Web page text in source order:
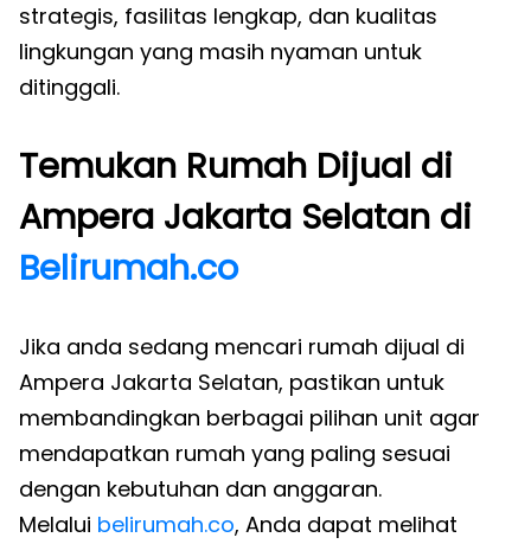
strategis, fasilitas lengkap, dan kualitas
lingkungan yang masih nyaman untuk
ditinggali.
Temukan Rumah Dijual di
Ampera Jakarta Selatan di
Belirumah.co
Jika anda sedang mencari rumah dijual di
Ampera Jakarta Selatan, pastikan untuk
membandingkan berbagai pilihan unit agar
mendapatkan rumah yang paling sesuai
dengan kebutuhan dan anggaran.
Melalui belirumah.co, Anda dapat melihat